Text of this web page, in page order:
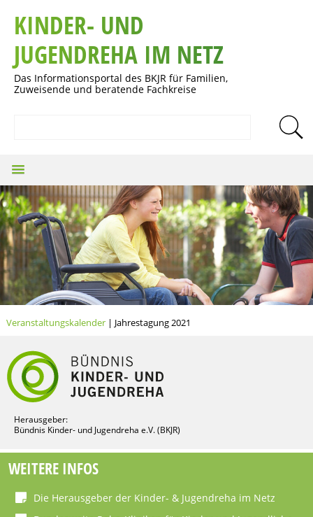
KINDER- UND
JUGENDREHA IM NETZ
Das Informationsportal des BKJR für Familien,
Zuweisende und beratende Fachkreise
Veranstaltungskalender| Jahrestagung 2021
Herausgeber:
Bündnis Kinder- und Jugendreha e.V. (BKJR)
WEITERE INFOS
Die Herausgeber der Kinder- & Jugendreha im Netz